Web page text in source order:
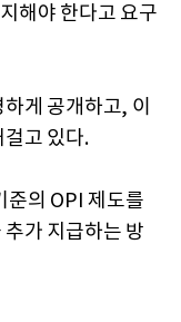
해야 한다고 요구
게 공개하고, 이
고 있다.
준의 OPI 제도를
가 지급하는 방